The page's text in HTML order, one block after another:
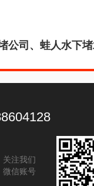
公司、蛙人水下
关注我们
微信账号